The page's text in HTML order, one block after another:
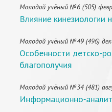
Молодой учёный №6 (505)
Влияние кинезиологии
Молодой учёный №49 (496)
Особенности детско-
благополучия
Молодой учёный №34 (481)
Информационно-